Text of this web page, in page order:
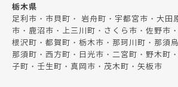
栃木県
足利市・市貝町・ 岩舟町・宇都宮市・大田
市・鹿沼市・上三川町・さくら市・佐野市
根沢町・都賀町・栃木市・那珂川町・那須
那須町・西方町・日光市・二宮町・野木町
子町・壬生町・真岡市・茂木町・矢板市